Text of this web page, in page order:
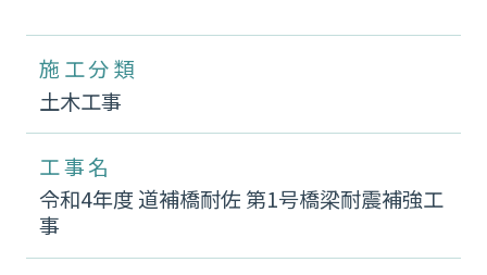
施工分類
土木工事
工事名
令和4年度 道補橋耐佐 第1号橋梁耐震補強工
事